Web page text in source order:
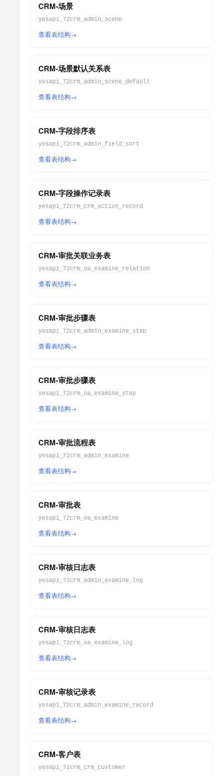
CRM-场景
yesapi_72crm_admin_scene
查看表结构
CRM-场景默认关系表
yesapi_72crm_admin_scene_default
查看表结构
CRM-字段排序表
yesapi_72crm_admin_field_sort
查看表结构
CRM-字段操作记录表
yesapi_72crm_crm_action_record
查看表结构
CRM-审批关联业务表
yesapi_72crm_oa_examine_relation
查看表结构
CRM-审批步骤表
yesapi_72crm_admin_examine_step
查看表结构
CRM-审批步骤表
yesapi_72crm_oa_examine_step
查看表结构
CRM-审批流程表
yesapi_72crm_admin_examine
查看表结构
CRM-审批表
yesapi_72crm_oa_examine
查看表结构
CRM-审核日志表
yesapi_72crm_admin_examine_log
查看表结构
CRM-审核日志表
yesapi_72crm_oa_examine_log
查看表结构
CRM-审核记录表
yesapi_72crm_admin_examine_record
查看表结构
CRM-客户表
yesapi_72crm_crm_customer